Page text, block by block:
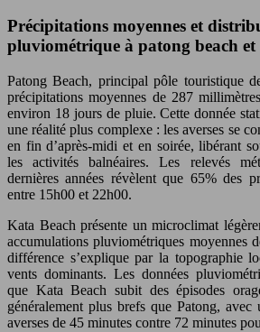
Précipitations moyennes et
pluviométrique à patong beach et
Patong Beach, principal pôle touristique
précipitations moyennes de 287
environ 18 jours de pluie. Cette donnée
une réalité plus complexe : les averses se
en fin d’après-midi et en soirée, libérant
les activités balnéaires. Les relevés
dernières années révèlent que 65% des
entre 15h00 et 22h00.
Kata Beach présente un microclimat
accumulations pluviométriques moyennes
différence s’explique par la topographie
vents dominants. Les données
que Kata Beach subit des épisodes
généralement plus brefs que Patong, avec
averses de 45 minutes contre 72 minutes